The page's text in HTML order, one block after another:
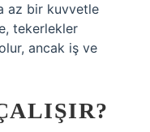
az bir kuvvetle
tekerlekler
ancak iş ve